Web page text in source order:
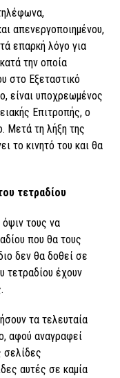
απενεργοποιημένου,
επαρκή λόγο για
την οποία
στο Εξεταστικό
είναι υποχρεωμένος
Επιτροπής, ο
Μετά τη λήξη της
το κινητό του και θα
τετραδίου
τους να
που θα τους
δεν θα δοθεί σε
τετραδίου έχουν
τα τελευταία
αφού αναγραφεί
αυτές σε καμία